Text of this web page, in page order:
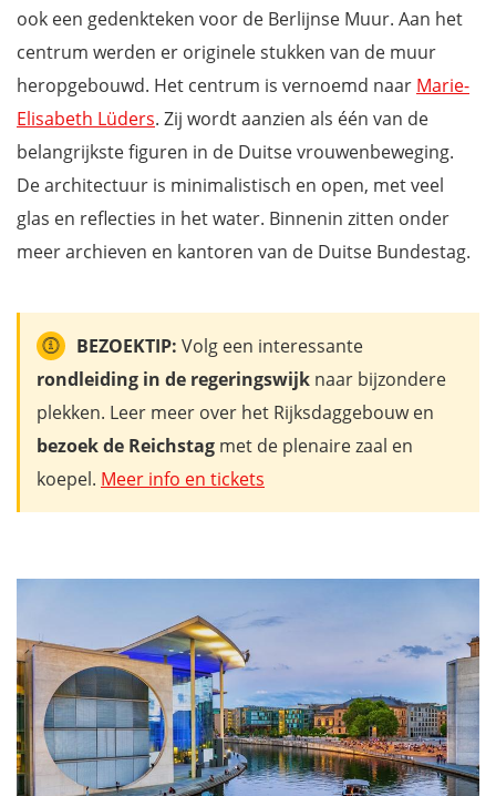
ook een gedenkteken voor de Berlijnse Muur. Aan het
centrum werden er originele stukken van de muur
heropgebouwd. Het centrum is vernoemd naar Marie-
Elisabeth Lüders. Zij wordt aanzien als één van de
belangrijkste figuren in de Duitse vrouwenbeweging.
De architectuur is minimalistisch en open, met veel
glas en reflecties in het water. Binnenin zitten onder
meer archieven en kantoren van de Duitse Bundestag.
BEZOEKTIP: Volg een interessante
rondleiding in de regeringswijk naar bijzondere
plekken. Leer meer over het Rijksdaggebouw en
bezoek de Reichstag met de plenaire zaal en
koepel. Meer info en tickets